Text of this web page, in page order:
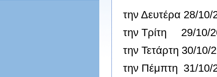
την Δευτέρα 28/
την Τρίτη 29/10/
την Τετάρτη 30/
την Πέμπτη 31/10/